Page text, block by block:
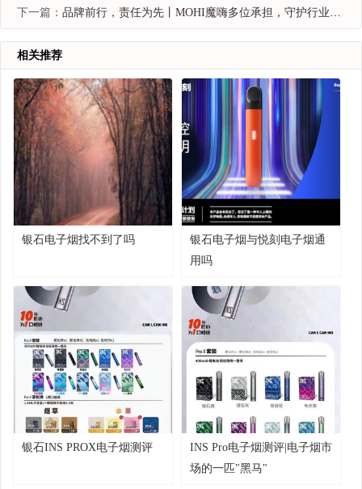
下一篇： 品牌前行，责任为先丨MOHI魔嗨多位承担，守护行业发展
相关推荐
银石电子烟找不到了吗
银石电子烟与悦刻电子烟通
用吗
银石INS PROX电子烟测评
INS Pro电子烟测评|电子烟市
场的一匹"黑马"